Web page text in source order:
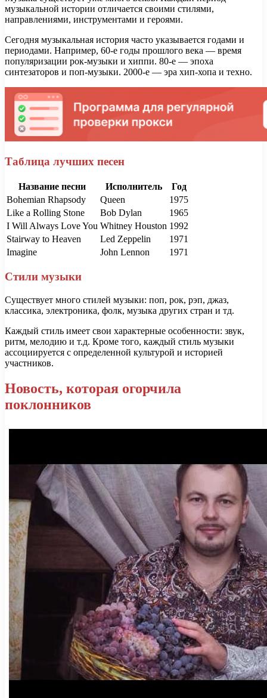
музыкальной истории отличается своими стилями,
направлениями, инструментами и героями.
Сегодня музыкальная история часто указывается годами и
периодами. Например, 60-е годы прошлого века — время
популяризации рок-музыки и хиппи. 80-е — эпоха
синтезаторов и поп-музыки. 2000-е — эра хип-хопа и техно.
Таблица лучших песен
Название песни Исполнитель
Год
Bohemian Rhapsody
Queen
1975
Like a Rolling Stone
Bob Dylan
1965
I Will Always Love You Whitney Houston 1992
Stairway to Heaven
Led Zeppelin
1971
Imagine
John Lennon 1971
Стили музыки
Существует много стилей музыки: поп, рок, рэп, джаз,
классика, электроника, фолк, музыка других стран и тд.
Каждый стиль имеет свои характерные особенности: звук,
ритм, мелодию и т.д. Кроме того, каждый стиль музыки
ассоциируется с определенной культурой и историей
участников.
Новость, которая огорчила
поклонников